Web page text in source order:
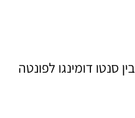
סנטו דומינגו לפונטה